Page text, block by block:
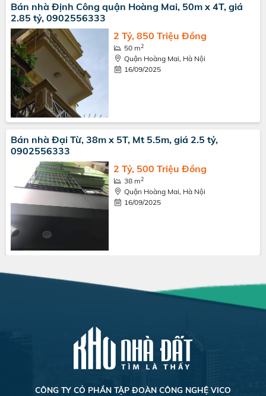
Bán nhà Định Công quận Hoàng Mai, 50m x 4T, giá
2.85 tỷ, 0902556333
2 Tỷ, 850 Triệu Đồng
50 m2
Quận Hoàng Mai, Hà Nội
16/09/2025
Bán nhà Đại Từ, 38m x 5T, Mt 5.5m, giá 2.5 tỷ,
0902556333
2 Tỷ, 500 Triệu Đồng
38 m2
Quận Hoàng Mai, Hà Nội
16/09/2025
CÔNG TY CỎ PHẦN TẬP ĐOÀN CÔNG NGHỆ VICO